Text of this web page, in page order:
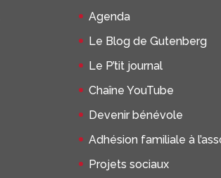
Agenda
Le Blog de Gutenberg
Le P’tit journal
Chaîne YouTube
Devenir bénévole
Adhésion familiale à
Projets sociaux